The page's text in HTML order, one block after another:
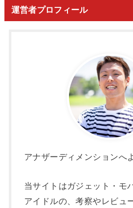
運営者プロフィール
アナザーディメンションへ
当サイトはガジェット・モ
アイドルの、考察やレビュ